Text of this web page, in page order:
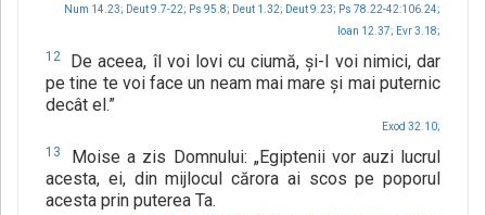
Num 14.23; Deut 9.7-22; Ps 95.8; Deut 1.32; Deut 9.23; Ps 78.22-42:106.24;
Ioan 12.37; Evr 3.18;
12
De aceea, îl voi lovi cu ciumă, şi-l voi nimici, dar
pe tine te voi face un neam mai mare şi mai puternic
decât el.”
Exod 32.10;
13
Moise a zis Domnului: „Egiptenii vor auzi lucrul
acesta, ei, din mijlocul cărora ai scos pe poporul
acesta prin puterea Ta.